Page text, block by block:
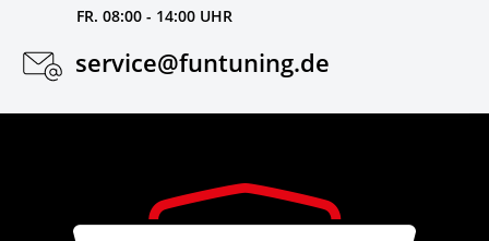
FR. 08:00 - 14:00 UHR
service@funtuning.de